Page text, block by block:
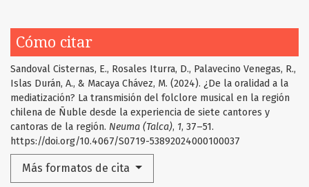
Cómo citar
Sandoval Cisternas, E., Rosales Iturra, D., Palavecino Venegas, R.,
Islas Durán, A., & Macaya Chávez, M. (2024). ¿De la oralidad a la
mediatización? La transmisión del folclore musical en la región
chilena de Ñuble desde la experiencia de siete cantores y
cantoras de la región. Neuma (Talca), 1, 37–51.
https://doi.org/10.4067/S0719-53892024000100037
Más formatos de cita